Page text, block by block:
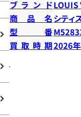
ブランドLOUIS
商品名 シティ
型番
買取時期2026